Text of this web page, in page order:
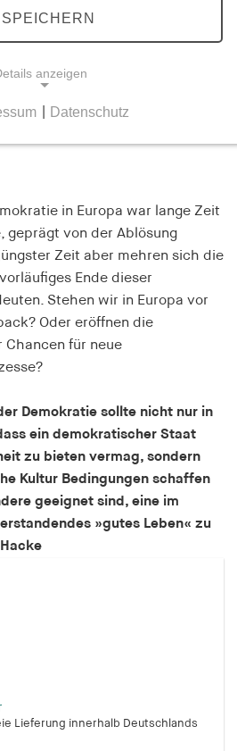
in Europa war lange Zeit
geprägt von der Ablösung
Zeit aber mehren sich die
Ende dieser
Stehen wir in Europa vor
Oder eröffnen die
Chancen für neue
Demokratie sollte nicht nur in
ein demokratischer Staat
zu bieten vermag, sondern
Kultur Bedingungen schaffen
geeignet sind, eine im
»gutes Leben« zu
Lieferung innerhalb Deutschlands
SPEICHERN
anzeigen
und Zugriff auf sichere
ermöglichen. Die Webseite
nicht richtig
des Benutzers
aktuellen Domäne.
Datenschutz